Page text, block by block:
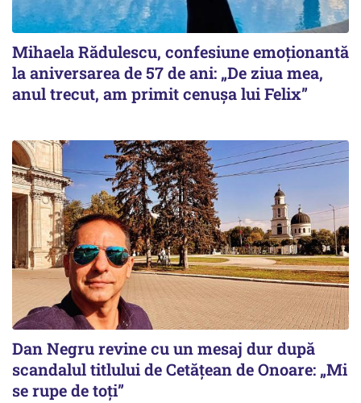
Mihaela Rădulescu, confesiune emoționantă
la aniversarea de 57 de ani: „De ziua mea,
anul trecut, am primit cenușa lui Felix”
Dan Negru revine cu un mesaj dur după
scandalul titlului de Cetățean de Onoare: „Mi
se rupe de toți”